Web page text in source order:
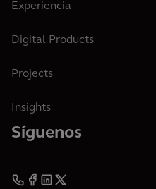
Experiencia
Digital Products
Projects
Insights
Síguenos